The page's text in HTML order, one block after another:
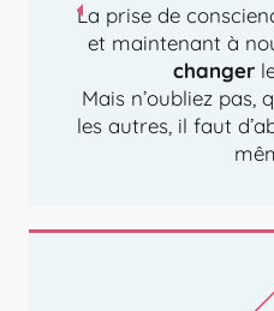
La prise de
et maintenant à
changer
Mais n’oubliez pas,
les autres, il faut